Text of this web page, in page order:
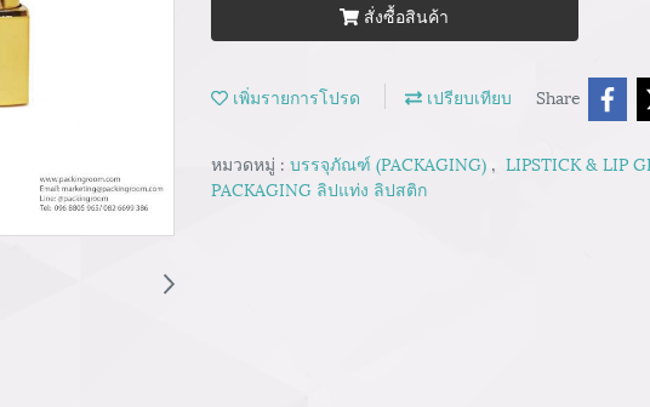
สั่งซื้อสินค้า
เพิ่มรายการโปรด เปรียบเทียบ Share
หมวดหมู่ : บรรจุภัณฑ์ (PACKAGING) , LIPSTICK & LIP
PACKAGING ลิปแท่ง ลิปสติก